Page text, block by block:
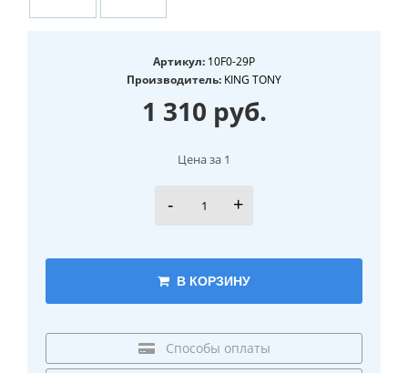
Артикул: 10F0-29P
Производитель: KING TONY
1 310 руб.
Цена за 1
- +
В КОРЗИНУ
Способы оплаты